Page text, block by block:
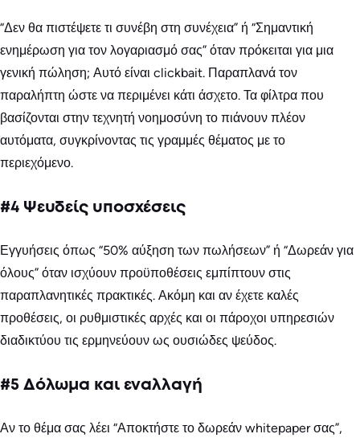
“Δεν θα πιστέψετε τι συνέβη στη συνέχεια” ή “Σημαντική
ενημέρωση για τον λογαριασμό σας” όταν πρόκειται για μια
γενική πώληση; Αυτό είναι clickbait. Παραπλανά τον
παραλήπτη ώστε να περιμένει κάτι άσχετο. Τα φίλτρα που
βασίζονται στην τεχνητή νοημοσύνη το πιάνουν πλέον
αυτόματα, συγκρίνοντας τις γραμμές θέματος με το
περιεχόμενο.
#4 Ψευδείς υποσχέσεις
Εγγυήσεις όπως “50% αύξηση των πωλήσεων” ή “Δωρεάν για
όλους” όταν ισχύουν προϋποθέσεις εμπίπτουν στις
παραπλανητικές πρακτικές. Ακόμη και αν έχετε καλές
προθέσεις, οι ρυθμιστικές αρχές και οι πάροχοι υπηρεσιών
διαδικτύου τις ερμηνεύουν ως ουσιώδες ψεύδος.
#5 Δόλωμα και εναλλαγή
Αν το θέμα σας λέει “Αποκτήστε το δωρεάν whitepaper σας”,